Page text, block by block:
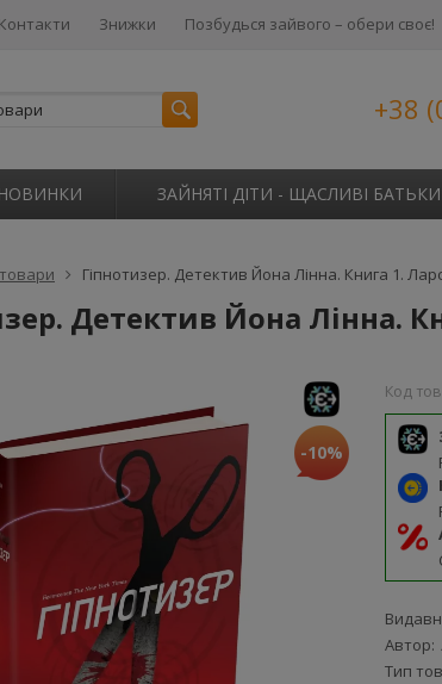
Контакти Знижки Позбудься зайвого – обери своє!
+38
НОВИНКИ ЗАЙНЯТІ ДІТИ - ЩАСЛИВІ БАТЬКИ
товари Гіпнотизер. Детектив Йона Лінна. Книга 1.
Детектив Йона Лінна.
-10%
Код
Автор
Тип